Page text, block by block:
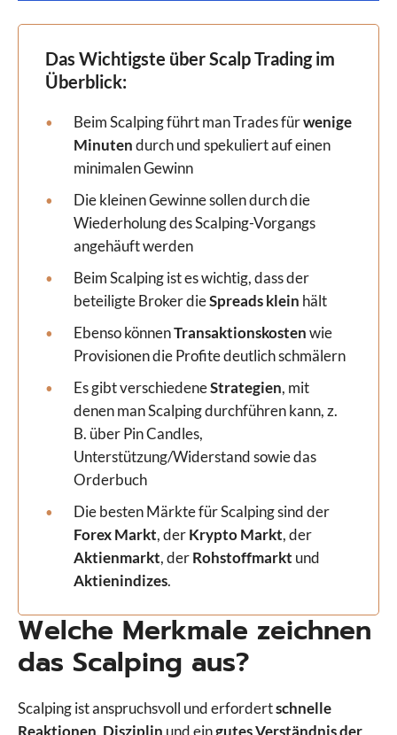
Das Wichtigste über Scalp Trading im
Überblick:
Beim Scalping führt man Trades fürwenige
Minutendurch und spekuliert auf einen
minimalen Gewinn
Die kleinen Gewinne sollen durch die
Wiederholung des Scalping-Vorgangs
angehäuft werden
Beim Scalping ist es wichtig, dass der
beteiligte Broker dieSpreads klein hält
Ebenso könnenTransaktionskostenwie
Provisionen die Profite deutlich schmälern
Es gibt verschiedeneStrategien, mit
denen man Scalping durchführen kann, z.
B. über Pin Candles,
Unterstützung/Widerstand sowie das
Orderbuch
Die besten Märkte für Scalping sind der
Forex Markt, derKrypto Markt, der
Aktienmarkt, derRohstoffmarkt und
Aktienindizes.
Welche Merkmale zeichnen
das Scalping aus?
Scalping ist anspruchsvoll und erfordertschnelle
Reaktionen, Disziplin und eingutes Verständnis der